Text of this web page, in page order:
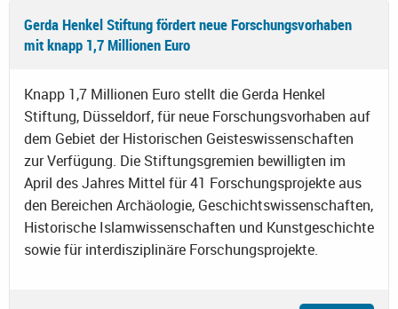
Gerda Henkel Stiftung fördert neue Forschungsvorhaben
mit knapp 1,7 Millionen Euro
Knapp 1,7 Millionen Euro stellt die Gerda Henkel
Stiftung, Düsseldorf, für neue Forschungsvorhaben auf
dem Gebiet der Historischen Geisteswissenschaften
zur Verfügung. Die Stiftungsgremien bewilligten im
April des Jahres Mittel für 41 Forschungsprojekte aus
den Bereichen Archäologie, Geschichtswissenschaften,
Historische Islamwissenschaften und Kunstgeschichte
sowie für interdisziplinäre Forschungsprojekte.